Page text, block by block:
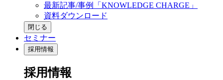
最新記事/事例「KNOWLEDGE CHARGE」
資料ダウンロード
閉じる
セミナー
採用情報
採用情報